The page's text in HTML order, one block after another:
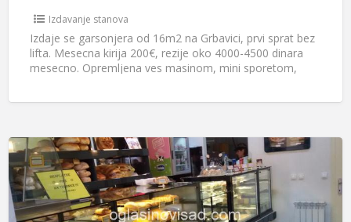
Izdavanje stanova
Izdaje se garsonjera od 16m2 na Grbavici, prvi sprat bez
lifta. Mesecna kirija 200€, rezije oko 4000-4500 dinara
mesecno. Opremljena ves masinom, mini sporetom,